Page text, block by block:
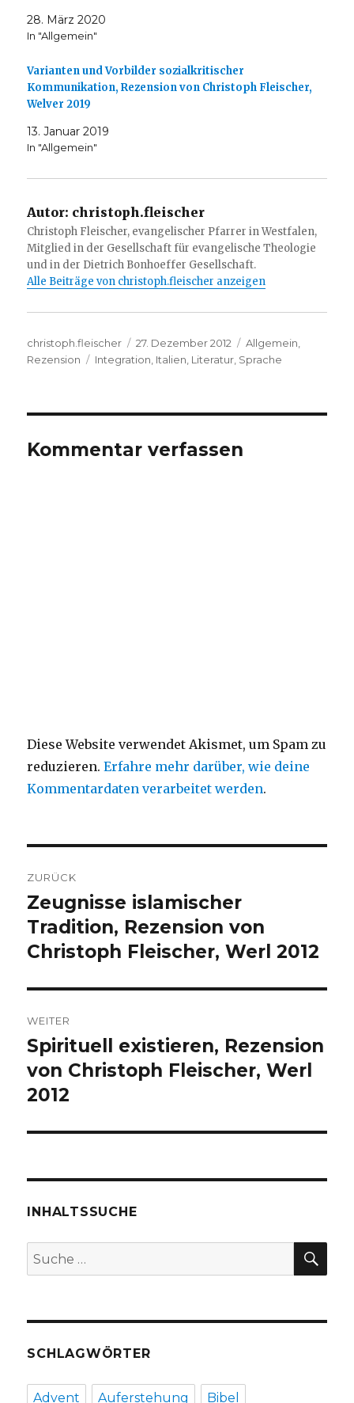
28. März 2020
In "Allgemein"
Varianten und Vorbilder sozialkritischer
Kommunikation, Rezension von Christoph Fleischer,
Welver 2019
13. Januar 2019
In "Allgemein"
Autor: christoph.fleischer
Christoph Fleischer, evangelischer Pfarrer in Westfalen,
Mitglied in der Gesellschaft für evangelische Theologie
und in der Dietrich Bonhoeffer Gesellschaft.
Alle Beiträge von christoph.fleischer anzeigen
Autor
christoph.fleischer
Veröffentlicht
am
27. Dezember 2012 Kategorien
Allgemein
Rezension
Schlagwörter
Integration Italien Literatur Sprache
Kommentar verfassen
Diese Website verwendet Akismet, um Spam zu
reduzieren.Erfahre mehr darüber, wie deine
Kommentardaten verarbeitet werden.
ZURÜCK
Vorheriger
Beitrag:
Zeugnisse islamischer
Tradition, Rezension von
Christoph Fleischer, Werl 2012
WEITER
Nächster
Beitrag:
Spirituell existieren, Rezension
von Christoph Fleischer, Werl
2012
INHALTSSUCHE
Suche
nach:
SCHLAGWÖRTER
Advent Auferstehung Bibel